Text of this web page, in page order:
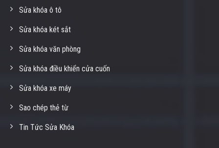
Sửa khóa ô tô
Sửa khóa két sắt
Sửa khóa văn phòng
Sửa khóa điều khiển cửa cuốn
Sửa khóa xe máy
Sao chép thẻ từ
Tin Tức Sửa Khóa